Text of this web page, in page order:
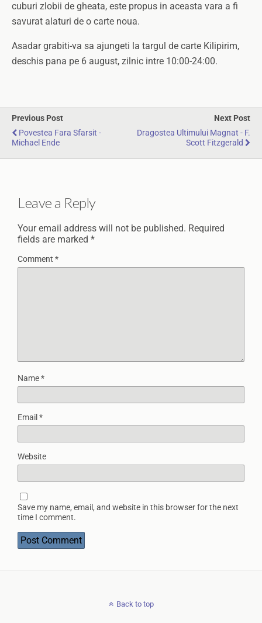
cuburi zlobii de gheata, este propus in aceasta vara a fi
savurat alaturi de o carte noua.
Asadar grabiti-va sa ajungeti la targul de carte Kilipirim,
deschis pana pe 6 august, zilnic intre 10:00-24:00.
Previous Post
Povestea Fara Sfarsit -
Michael Ende
Next Post
Dragostea Ultimului Magnat - F.
Scott Fitzgerald
Leave a Reply
Your email address will not be published. Required
fields are marked *
Comment *
Name*
Email *
Website
Save my name, email, and website in this browser for the next
time I comment.
Back to top